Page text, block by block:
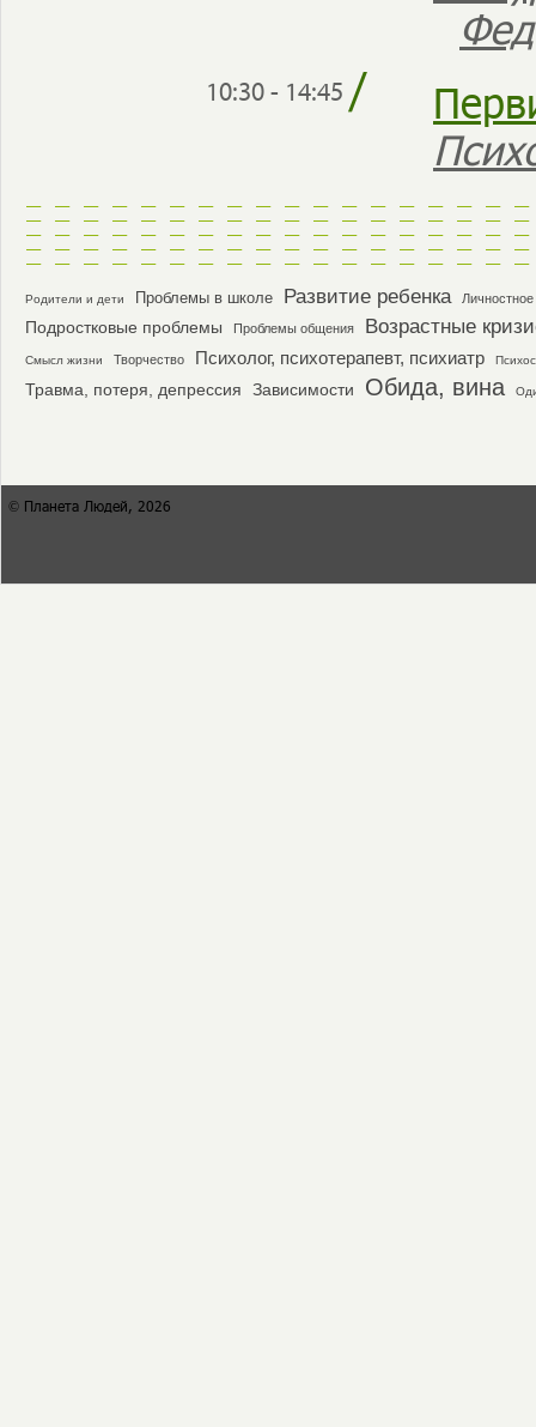
10:30 - 14:45 /
Родители и дети Проблемы в школе Развитие ребенка
Подростковые проблемы Проблемы общения Возрастные
Смысл жизни Творчество Психолог, психотерапевт, психиатр
Травма, потеря, депрессия Зависимости Обида, вина
© Планета Людей, 2026